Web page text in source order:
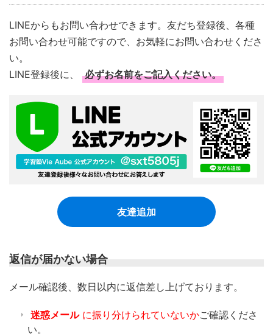
LINEからもお問い合わせできます。友だち登録後、各種
お問い合わせ可能ですので、お気軽にお問い合わせくださ
い。
LINE登録後に、
必ずお名前をご記入ください。
友達追加
返信が届かない場合
​メール確認後、数日以内に返信差し上げております。
迷惑メール に振り分けられていないかご確認くださ
い。